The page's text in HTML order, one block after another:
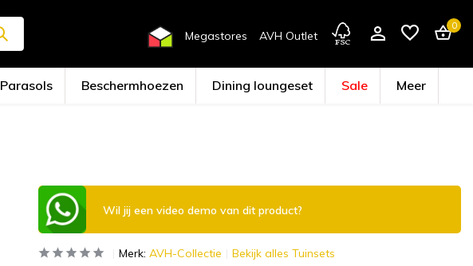
Megastores AVH Outlet
0
Parasols Beschermhoezen Dining loungeset Sale Meer
Wil jij een video demo van dit product?
Merk: AVH-Collectie Bekijk alles Tuinsets